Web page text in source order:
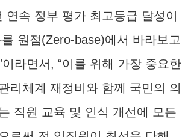
연속 정부 평가 최고등급 달성이
원점(Zero-base)에서 바라보고
라면서, “이를 위해 가장 중요한
리체계 재정비와 함께 국민의 의
직원 교육 및 인식 개선에 모든